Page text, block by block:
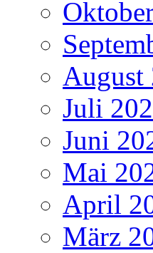
August
Juli
Juni
Mai
April
März